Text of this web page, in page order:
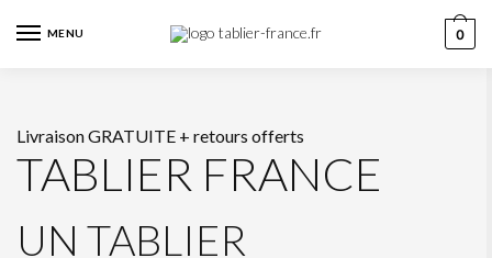
MENU 0
Livraison GRATUITE + retours offerts
TABLIER FRANCE
UN TABLIER